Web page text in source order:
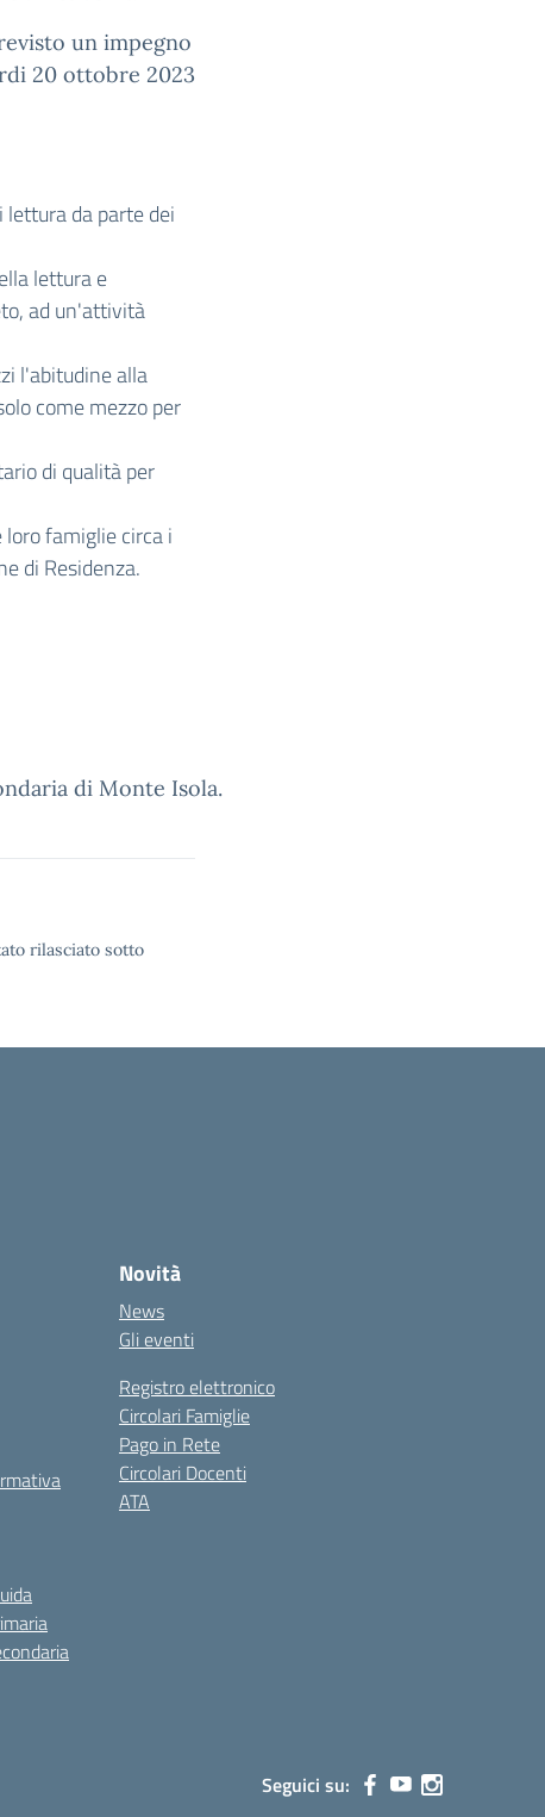
un impegno
20 ottobre 2023
da parte dei
lettura e
ad un'attività
l'abitudine alla
come mezzo per
di qualità per
famiglie circa i
di Residenza.
di Monte Isola.
rilasciato sotto
Novità
News
Gli eventi
Registro elettronico
Circolari Famiglie
Pago in Rete
Circolari Docenti
ATA
Seguici su: